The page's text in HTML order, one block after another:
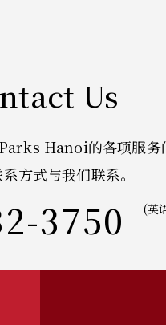
Us
Hanoi的各项服务
方式与我们联系。
3750 (英